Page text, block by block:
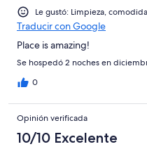
Le gustó: Limpieza,
Traducir con Google
Place is amazing!
Se hospedó 2 noches en
0
Opinión verificada
10/10 Excelente